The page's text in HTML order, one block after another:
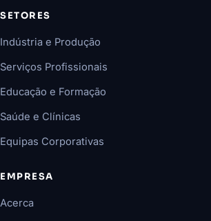
SETORES
Indústria e Produção
Serviços Profissionais
Educação e Formação
Saúde e Clínicas
Equipas Corporativas
EMPRESA
Acerca